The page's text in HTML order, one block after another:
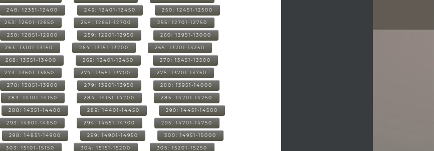
248: 12351-12400 249: 12401-12450 250: 12451-12500
253: 12601-12650 254: 12651-12700 255: 12701-12750
258: 12851-12900 259: 12901-12950 260: 12951-13000
263: 13101-13150 264: 13151-13200 265: 13201-13250
268: 13351-13400 269: 13401-13450 270: 13451-13500
273: 13601-13650 274: 13651-13700 275: 13701-13750
278: 13851-13900 279: 13901-13950 280: 13951-14000
283: 14101-14150 284: 14151-14200 285: 14201-14250
288: 14351-14400 289: 14401-14450 290: 14451-14500
293: 14601-14650 294: 14651-14700 295: 14701-14750
298: 14851-14900 299: 14901-14950 300: 14951-15000
303: 15101-15150 304: 15151-15200 305: 15201-15250